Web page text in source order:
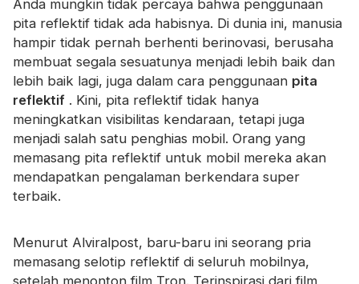
Pakaian Keamanan
Bahan Menyala Dalam Gelap
Pemangkasan Pencucian Industri
Tentang CHINASTARS
Produk baru
Sertifikat
Katalog
Video
Kontak
Anda mungkin tidak percaya bahwa penggunaan
pita reflektif tidak ada habisnya. Di dunia ini, manusia
hampir tidak pernah berhenti berinovasi, berusaha
membuat segala sesuatunya menjadi lebih baik dan
lebih baik lagi, juga dalam cara penggunaan pita
reflektif . Kini, pita reflektif tidak hanya
meningkatkan visibilitas kendaraan, tetapi juga
menjadi salah satu penghias mobil. Orang yang
memasang pita reflektif untuk mobil mereka akan
mendapatkan pengalaman berkendara super
terbaik.
Menurut Alviralpost, baru-baru ini seorang pria
memasang selotip reflektif di seluruh mobilnya,
setelah menonton film Tron. Terinspirasi dari film